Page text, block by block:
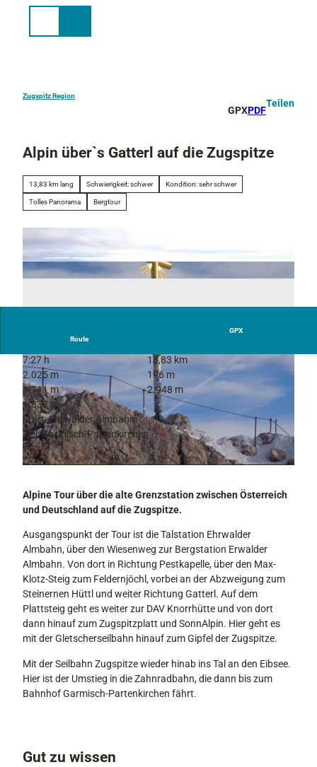
Zugspitz Region
GPXPDF
Teilen
Alpin über`s Gatterl auf die Zugspitze
13,83 km lang Schwierigkeit: schwer Kondition: sehr schwer
Tolles Panorama Bergtour
© Bettina Plank, GaPa Tourismus GmbH | KI-optimiert | CC-BY-SA
Route
GPX
7:27 h
13,83 km
2.025 m
196 m
1.111 m
2.948 m
1.837 m
Start: Ehrwalder Almbahn
Ziel: Garmisch-Partenkirchen
Alpine Tour über die alte Grenzstation zwischen Österreich
und Deutschland auf die Zugspitze.
Ausgangspunkt der Tour ist die Talstation Ehrwalder
Almbahn, über den Wiesenweg zur Bergstation Erwalder
Almbahn. Von dort in Richtung Pestkapelle, über den Max-
Klotz-Steig zum Feldernjöchl, vorbei an der Abzweigung zum
Steinernen Hüttl und weiter Richtung Gatterl. Auf dem
Plattsteig geht es weiter zur DAV Knorrhütte und von dort
dann hinauf zum Zugspitzplatt und SonnAlpin. Hier geht es
mit der Gletscherseilbahn hinauf zum Gipfel der Zugspitze.
Mit der Seilbahn Zugspitze wieder hinab ins Tal an den Eibsee.
Hier ist der Umstieg in die Zahnradbahn, die dann bis zum
Bahnhof Garmisch-Partenkirchen fährt.
Gut zu wissen